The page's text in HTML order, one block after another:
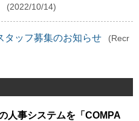
(2022/10/14)
タッフ募集のお知らせ
(Recr
人事システムを「COMPA